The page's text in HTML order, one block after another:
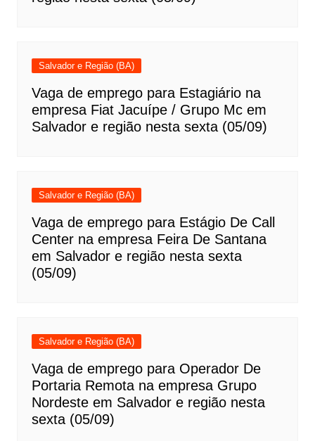
Salvador e Região (BA)
Vaga de emprego para Estagiário na
empresa Fiat Jacuípe / Grupo Mc em
Salvador e região nesta sexta (05/09)
Salvador e Região (BA)
Vaga de emprego para Estágio De Call
Center na empresa Feira De Santana
em Salvador e região nesta sexta
(05/09)
Salvador e Região (BA)
Vaga de emprego para Operador De
Portaria Remota na empresa Grupo
Nordeste em Salvador e região nesta
sexta (05/09)